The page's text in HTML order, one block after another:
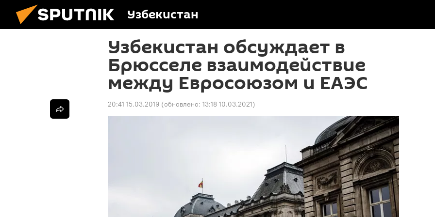
Узбекистан
Узбекистан обсуждает в
Брюсселе взаимодействие
между Евросоюзом и ЕАЭС
20:41 15.03.2019 (обновлено: 13:18 10.03.2021)